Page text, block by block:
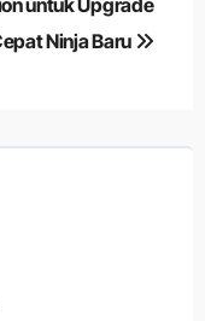
Ninja Baru